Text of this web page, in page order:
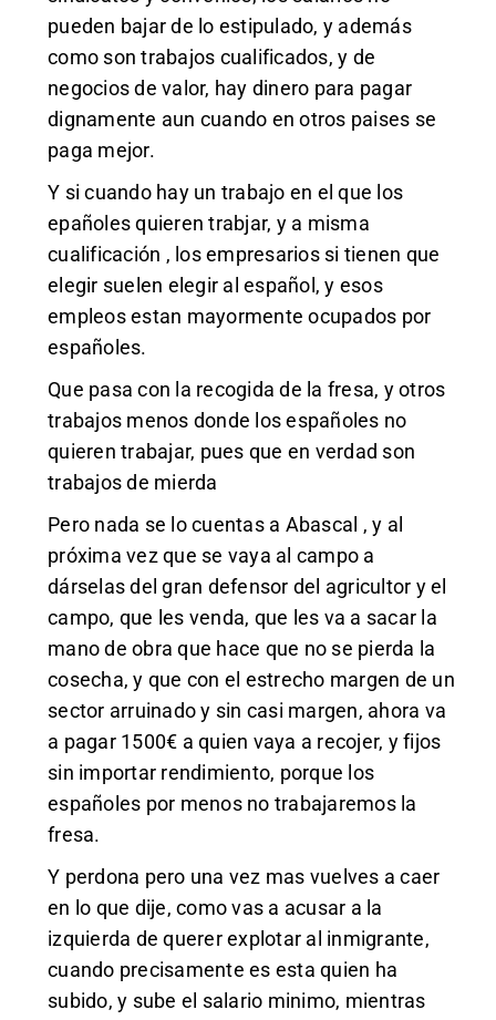
pueden bajar de lo estipulado, y además
como son trabajos cualificados, y de
negocios de valor, hay dinero para pagar
dignamente aun cuando en otros paises se
paga mejor.
Y si cuando hay un trabajo en el que los
epañoles quieren trabjar, y a misma
cualificación , los empresarios si tienen que
elegir suelen elegir al español, y esos
empleos estan mayormente ocupados por
españoles.
Que pasa con la recogida de la fresa, y otros
trabajos menos donde los españoles no
quieren trabajar, pues que en verdad son
trabajos de mierda
Pero nada se lo cuentas a Abascal , y al
próxima vez que se vaya al campo a
dárselas del gran defensor del agricultor y el
campo, que les venda, que les va a sacar la
mano de obra que hace que no se pierda la
cosecha, y que con el estrecho margen de un
sector arruinado y sin casi margen, ahora va
a pagar 1500€ a quien vaya a recojer, y fijos
sin importar rendimiento, porque los
españoles por menos no trabajaremos la
fresa.
Y perdona pero una vez mas vuelves a caer
en lo que dije, como vas a acusar a la
izquierda de querer explotar al inmigrante,
cuando precisamente es esta quien ha
subido, y sube el salario minimo, mientras